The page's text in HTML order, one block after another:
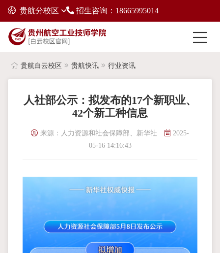
贵航分校区 招生咨询：18665995014
贵航白云校区 贵航快讯 行业资讯
人社部公示：拟发布的17个新职业、
42个新工种信息
来源：人力资源和社会保障部、新华社
2025-
05-16 14:16:43